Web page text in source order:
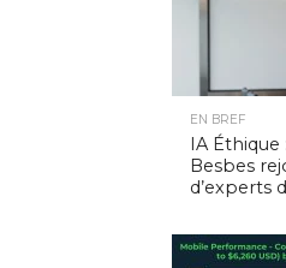
EN BREF
IA Éthique
Besbes
d’experts